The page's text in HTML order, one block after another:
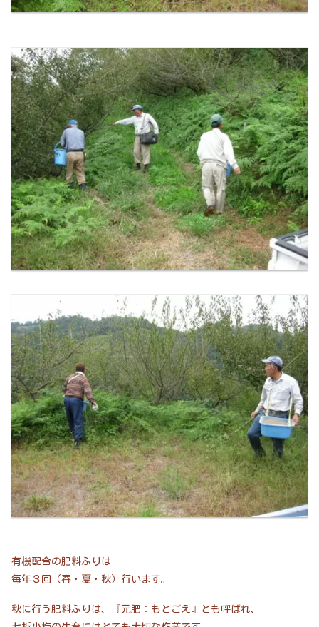
有機配合の肥料ふりは
毎年３回（春・夏・秋）行います。
秋に行う肥料ふりは、『元肥：もとごえ』とも呼ばれ、